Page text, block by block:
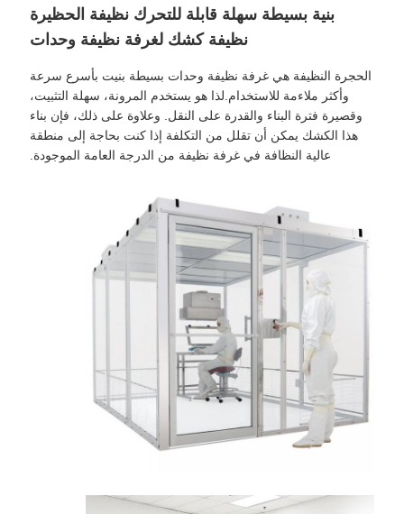
بنية بسيطة سهلة قابلة للتحرك نظيفة الحظيرة
نظيفة كشك لغرفة نظيفة وحدات
الحجرة النظيفة هي غرفة نظيفة وحدات بسيطة بنيت بأسرع سرعة
وأكثر ملاءمة للاستخدام.لذا هو يستخدم المرونة، سهلة التثبيت،
وقصيرة فترة البناء والقدرة على النقل. وعلاوة على ذلك، فإن بناء
هذا الكشك يمكن أن تقلل من التكلفة إذا كنت بحاجة إلى منطقة
عالية النظافة في غرفة نظيفة من الدرجة العامة الموجودة.